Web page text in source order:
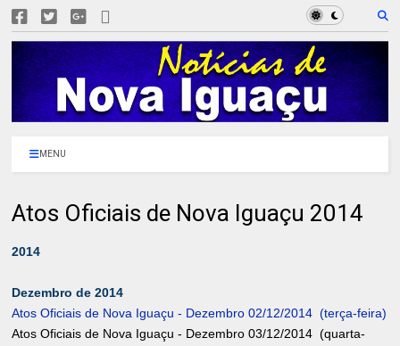
MENU
Atos Oficiais de Nova Iguaçu 2014
2014
Dezembro de 2014
Atos Oficiais de Nova Iguaçu - Dezembro 02/12/2014 (terça-feira)
Atos Oficiais de Nova Iguaçu - Dezembro 03/12/2014 (quarta-